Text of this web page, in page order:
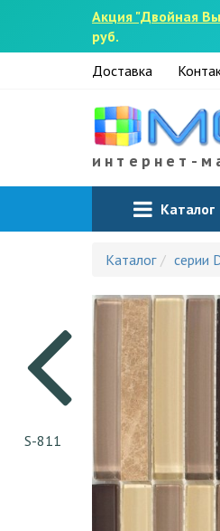
Акция "Двойная
руб.
Доставка
интернет-
Каталог
Каталог серии
S-811